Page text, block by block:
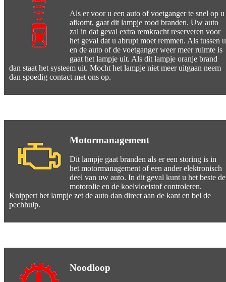
Als er voor u een auto of voetganger te snel op u
afkomt, gaat dit lampje rood branden. Uw auto
zal in dat geval extra remkracht reserveren voor
het geval dat u abrupt moet remmen. Als tussen u
en de auto of de voetganger weer meer ruimte is
gaat het lampje uit. Als dit lampje oranje brand
dan staat het systeem uit. Mocht het lampje niet meer uitgaan neem
dan spoedig contact met ons op.
Motormanagement
Dit lampje gaat branden als er een storing is in
het motormanagement of een ander elektronisch
deel van uw auto. In dit geval kunt u het beste de
motorolie en de koelvloeistof controleren.
Knippert het lampje zet de auto dan direct aan de kant en bel de
pechhulp.
Noodloop